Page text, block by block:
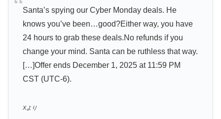
Santa’s spying our Cyber Monday deals. He
knows you’ve been…good?Either way, you have
24 hours to grab these deals.No refunds if you
change your mind. Santa can be ruthless that way.
[…]Offer ends December 1, 2025 at 11:59 PM
CST (UTC-6).
Xより